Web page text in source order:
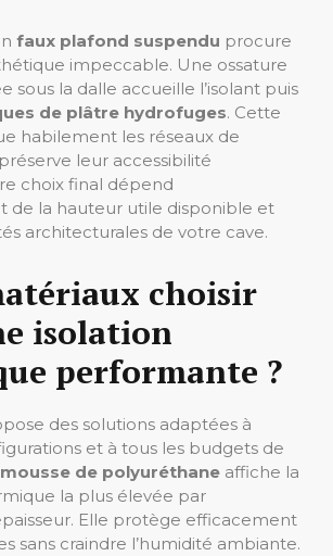
faux plafond suspendu procure
impeccable. Une ossature
sous la dalle accueille l’isolant puis
de plâtre hydrofuges. Cette
habilement les réseaux de
leur accessibilité
choix final dépend
de la hauteur utile disponible et
architecturales de votre cave.
choisir
isolation
performante ?
des solutions adaptées à
et à tous les budgets de
mousse de polyuréthane affiche la
la plus élevée par
Elle protège efficacement
sans craindre l’humidité ambiante.